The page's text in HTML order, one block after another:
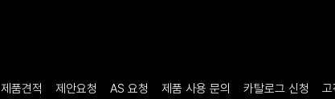
제품견적 제안요청 AS 요청 제품 사용 문의 카탈로그 신청 고